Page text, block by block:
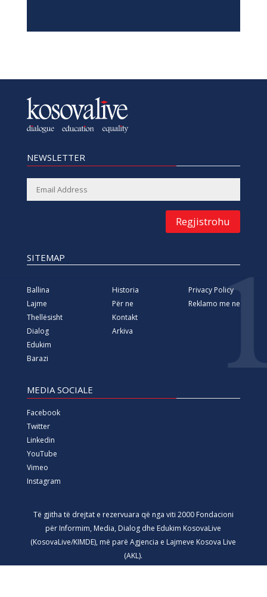
NEWSLETTER
Regjistrohu
SITEMAP
Ballina
Lajme
Thellësisht
Dialog
Edukim
Barazi
Historia
Për ne
Kontakt
Arkiva
Privacy Policy
Reklamo me ne
MEDIA SOCIALE
Facebook
Twitter
Linkedin
YouTube
Vimeo
Instagram
Të gjitha të drejtat e rezervuara që nga viti 2000 Fondacioni
për Informim, Media, Dialog dhe Edukim KosovaLive
(KosovaLive/KIMDE), më parë Agjencia e Lajmeve Kosova Live
(AKL).